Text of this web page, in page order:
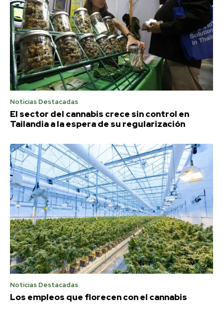
Noticias Destacadas
El sector del cannabis crece sin control en
Tailandia a la espera de su regularización
Noticias Destacadas
Los empleos que florecen con el cannabis